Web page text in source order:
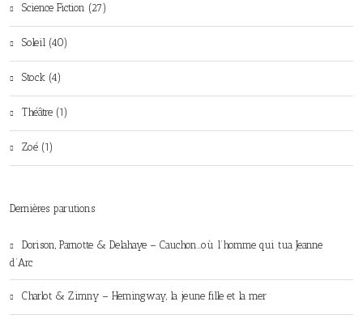
Science Fiction (27)
Soleil (40)
Stock (4)
Théâtre (1)
Zoé (1)
Dernières parutions
Dorison, Parnotte & Delahaye – Cauchon…où l’homme qui tua Jeanne
d’Arc
Charlot & Zimny – Hemingway, la jeune fille et la mer